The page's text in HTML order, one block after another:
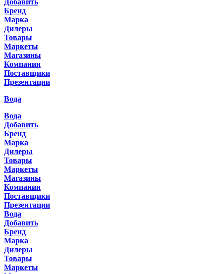
Добавить
Бренд
Марка
Дилеры
Товары
Маркеты
Магазины
Компании
Поставщики
Презентации
Вода
Вода
Добавить
Бренд
Марка
Дилеры
Товары
Маркеты
Магазины
Компании
Поставщики
Презентации
Вода
Добавить
Бренд
Марка
Дилеры
Товары
Маркеты